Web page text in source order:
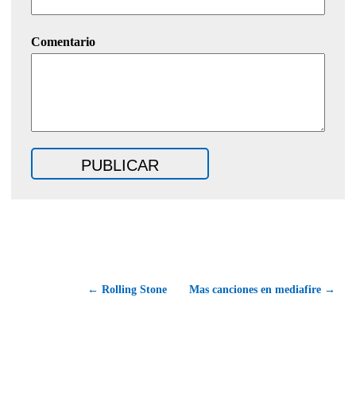
Comentario
← Rolling Stone Mas canciones en mediafire →